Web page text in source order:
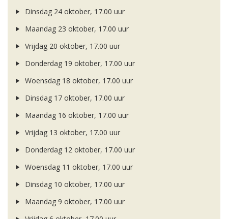
Dinsdag 24 oktober, 17.00 uur
Maandag 23 oktober, 17.00 uur
Vrijdag 20 oktober, 17.00 uur
Donderdag 19 oktober, 17.00 uur
Woensdag 18 oktober, 17.00 uur
Dinsdag 17 oktober, 17.00 uur
Maandag 16 oktober, 17.00 uur
Vrijdag 13 oktober, 17.00 uur
Donderdag 12 oktober, 17.00 uur
Woensdag 11 oktober, 17.00 uur
Dinsdag 10 oktober, 17.00 uur
Maandag 9 oktober, 17.00 uur